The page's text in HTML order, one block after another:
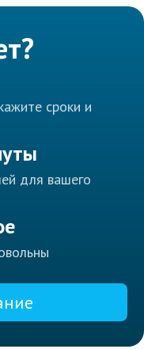
сроки и
для вашего